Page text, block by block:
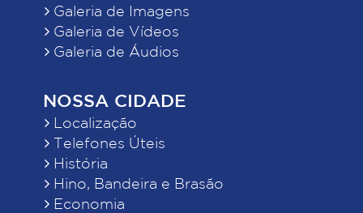
Galeria de Imagens
Galeria de Vídeos
Galeria de Áudios
NOSSA CIDADE
Localização
Telefones Úteis
História
Hino, Bandeira e Brasão
Economia